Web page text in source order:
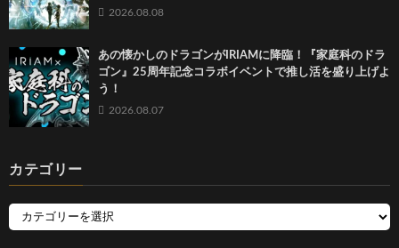
2026.08.08
あの懐かしのドラゴンがIRIAMに降臨！『家庭科のドラ
ゴン』25周年記念コラボイベントで推し活を盛り上げよ
う！
2026.08.07
カテゴリー